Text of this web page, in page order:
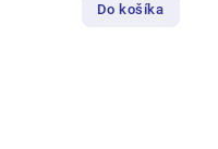
Do košíka